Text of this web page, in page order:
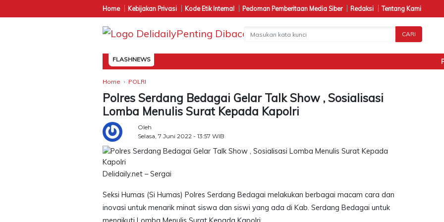
Home Kebijakan Privasi Kode Etik Internal Pedoman Pemberitaan Media Siber Redaksi Tentang Kami
CARI
FLASHNEWS
Home POLRI
Polres Serdang Bedagai Gelar Talk Show , Sosialisasi
Lomba Menulis Surat Kepada Kapolri
Oleh
Selasa, 7 Juni 2022 - 13:57 WIB
Delidaily.net – Sergai
Seksi Humas (Si Humas) Polres Serdang Bedagai melakukan berbagai macam cara dan
inovasi untuk menarik minat siswa dan siswi yang ada di Kab. Serdang Bedagai untuk